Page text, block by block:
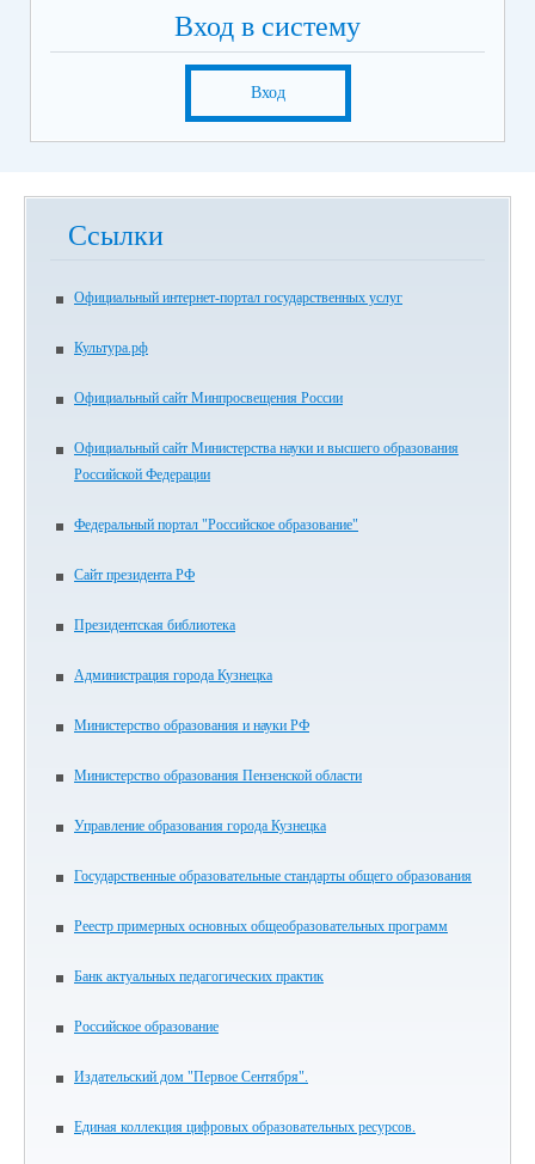
Вход в систему
Вход
Ссылки
Официальный интернет-портал государственных услуг
Культура.рф
Официальный сайт Минпросвещения России
Официальный сайт Министерства науки и высшего образования
Российской Федерации
Федеральный портал "Российское образование"
Сайт президента РФ
Президентская библиотека
Администрация города Кузнецка
Министерство образования и науки РФ
Министерство образования Пензенской области
Управление образования города Кузнецка
Государственные образовательные стандарты общего образования
Реестр примерных основных общеобразовательных программ
Банк актуальных педагогических практик
Российское образование
Издательский дом "Первое Сентября".
Единая коллекция цифровых образовательных ресурсов.